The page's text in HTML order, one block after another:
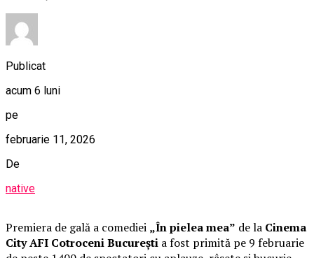
Publicat
acum 6 luni
pe
februarie 11, 2026
De
native
Premiera de gală a comediei „În pielea mea” de la Cinema
City AFI Cotroceni București a fost primită pe 9 februarie